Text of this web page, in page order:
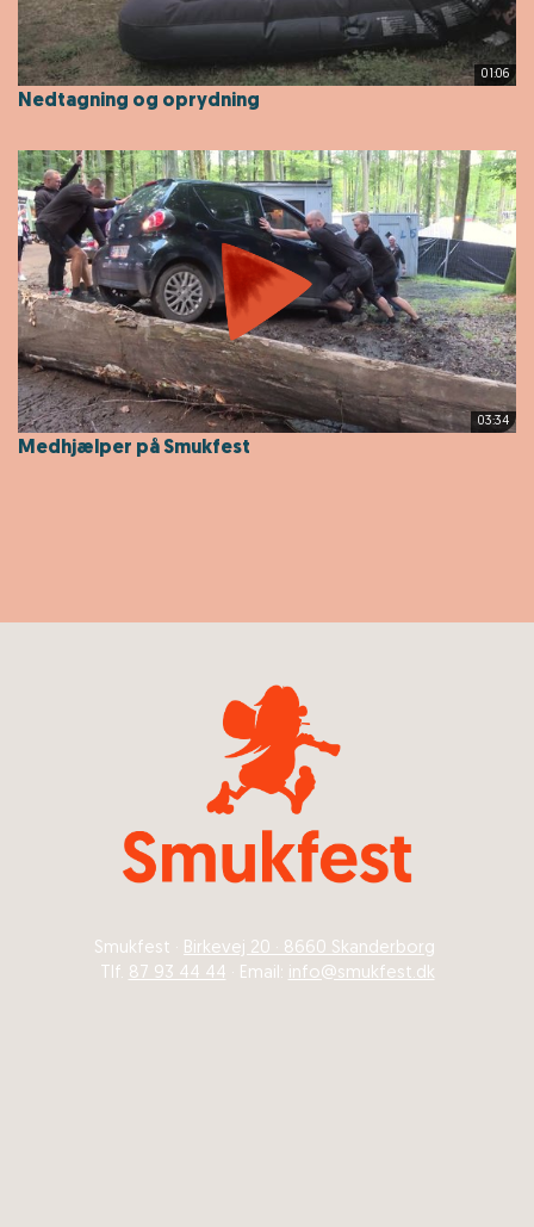
01:06
Nedtagning og oprydning
03:34
Medhjælper på Smukfest
Smukfest · Birkevej 20 · 8660 Skanderborg
Tlf. 87 93 44 44 · Email: info@smukfest.dk